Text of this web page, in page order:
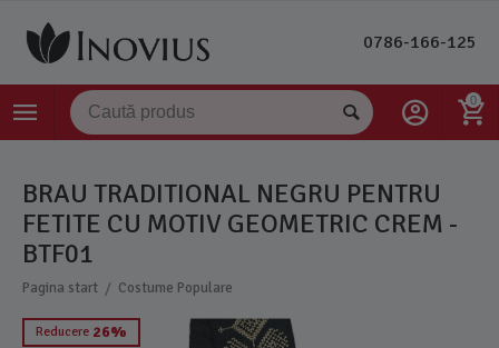
0786-166-125
0
BRAU TRADITIONAL NEGRU PENTRU
FETITE CU MOTIV GEOMETRIC CREM -
BTF01
Pagina start / Costume Populare
Reducere 26%